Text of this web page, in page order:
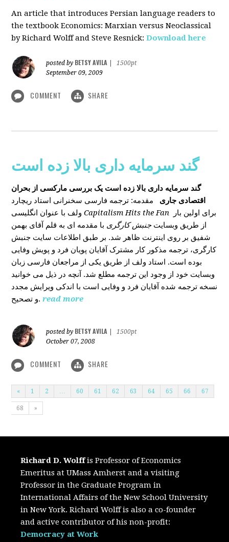
An article that introduces Persian language readers to
the textbook Economics: Marxian versus Neoclassical
by Richard Wolff and Steve Resnick:Download here
posted by BETSY AVILA
1500pt
September 09, 2009
COMMENT SHARE
گند سرمایه داری بالا زده است
گند سرمایه داری بالا زده است یک بررسی مارکسی از بحران
اقتصادی جاری
مقدمه: ترجمه فارسی سخنرانی استاد ریچارد
ولف با عنوان انگلیسیCapitalism Hits the Fan
از طریق وبسایتجنبش کارگری با مقدمه ای به قلم آقای بهمن
شفیق بر روی اینترنت ظاهر شد. بر طبق اطلاعات سایت جنبش
کارگری، ترجمه مذکور کار مشترک آقایان پویان فرد و پویش وفایی
بوده است. استاد ولف از طریق یکی از مراجعان فارسی زبان
وبسایت خود از وجود این ترجمه مطلع شد. آنچه در ذیل می خوانید
نسخه ترجمه شده آقایان فرد و وفایی است با اندکی ویرایش مجدد
و تصحیح. read more
posted by BETSY AVILA
1500pt
October 07, 2008
COMMENT SHARE
« 1 2 60 61 62 63 64 65 66 67
68 »
Richard D. Wolffis Professor of Economics
Emeritus at UMass Amherst and a visiting
Professor in the Graduate Program in
International Affairs of the New School University
in New York. Richard Wolff is also a co-founder
and active contributor of his non-profit:
Democracy at Work